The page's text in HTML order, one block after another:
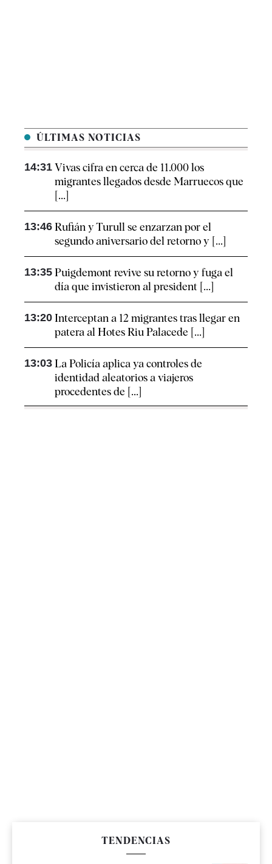
ÚLTIMAS NOTICIAS
14:31 Vivas cifra en cerca de 11.000 los
migrantes llegados desde Marruecos que
[...]
13:46 Rufián y Turull se enzarzan por el
segundo aniversario del retorno y [...]
13:35 Puigdemont revive su retorno y fuga el
día que invistieron al president [...]
13:20 Interceptan a 12 migrantes tras llegar en
patera al Hotes Riu Palacede [...]
13:03 La Policía aplica ya controles de
identidad aleatorios a viajeros
procedentes de [...]
TENDENCIAS